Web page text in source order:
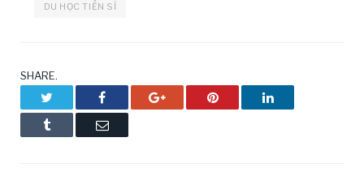
DU HỌC TIẾN SĨ
SHARE.
Facebook Google+ Pinterest LinkedIn
Tumblr Email